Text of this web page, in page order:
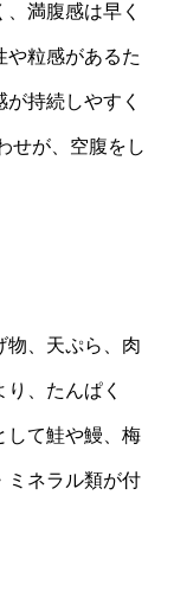
満腹感は早く
や粒感があるた
持続しやすく
せが、空腹をし
物、天ぷら、肉
、たんぱく
して鮭や鰻、梅
ミネラル類が付